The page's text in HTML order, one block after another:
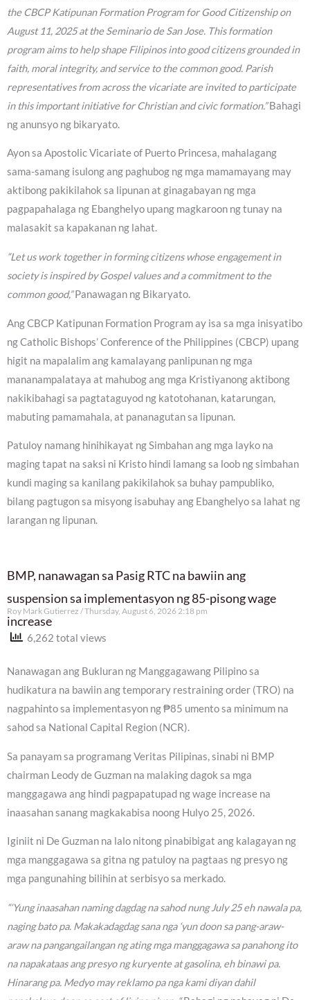
the CBCP Katipunan Formation Program for Good Citizenship on
August 11, 2025 at the Seminario de San Jose. This formation
program aims to help shape Filipinos into good citizens grounded in
faith, moral integrity, and service to the common good. Parish
representatives from across the vicariate are invited to participate
in this important initiative for Christian and civic formation.”Bahagi
ng anunsyo ng bikaryato.
Ayon sa Apostolic Vicariate of Puerto Princesa, mahalagang
sama-samang isulong ang paghubog ng mga mamamayang may
aktibong pakikilahok sa lipunan at ginagabayan ng mga
pagpapahalaga ng Ebanghelyo upang magkaroon ng tunay na
malasakit sa kapakanan ng lahat.
“Let us work together in forming citizens whose engagement in
society is inspired by Gospel values and a commitment to the
common good,”Panawagan ng Bikaryato.
Ang CBCP Katipunan Formation Program ay isa sa mga inisyatibo
ng Catholic Bishops’ Conference of the Philippines (CBCP) upang
higit na mapalalim ang kamalayang panlipunan ng mga
mananampalataya at mahubog ang mga Kristiyanong aktibong
nakikibahagi sa pagtataguyod ng katotohanan, katarungan,
mabuting pamamahala, at pananagutan sa lipunan.
Patuloy namang hinihikayat ng Simbahan ang mga layko na
maging tapat na saksi ni Kristo hindi lamang sa loob ng simbahan
kundi maging sa kanilang pakikilahok sa buhay pampubliko,
bilang pagtugon sa misyong isabuhay ang Ebanghelyo sa lahat ng
larangan ng lipunan.
BMP, nanawagan sa Pasig RTC na bawiin ang
suspension sa implementasyon ng 85-pisong wage
increase
Roy Mark Gutierrez Thursday, August 6, 2026 2:18 pm
6,262 total views
Nanawagan ang Bukluran ng Manggagawang Pilipino sa
hudikatura na bawiin ang temporary restraining order (TRO) na
nagpahinto sa implementasyon ng ₱85 umento sa minimum na
sahod sa National Capital Region (NCR).
Sa panayam sa programang Veritas Pilipinas, sinabi ni BMP
chairman Leody de Guzman na malaking dagok sa mga
manggagawa ang hindi pagpapatupad ng wage increase na
inaasahan sanang magkakabisa noong Hulyo 25, 2026.
Iginiit ni De Guzman na lalo nitong pinabibigat ang kalagayan ng
mga manggagawa sa gitna ng patuloy na pagtaas ng presyo ng
mga pangunahing bilihin at serbisyo sa merkado.
“‘Yung inaasahan naming dagdag na sahod nung July 25 eh nawala pa,
naging bato pa. Makakadagdag sana nga ‘yun doon sa pang-araw-
araw na pangangailangan ng ating mga manggagawa sa panahong ito
na napakataas ang presyo ng kuryente at gasolina, eh binawi pa.
Hinarang pa. Medyo may reklamo pa nga kami diyan dahil